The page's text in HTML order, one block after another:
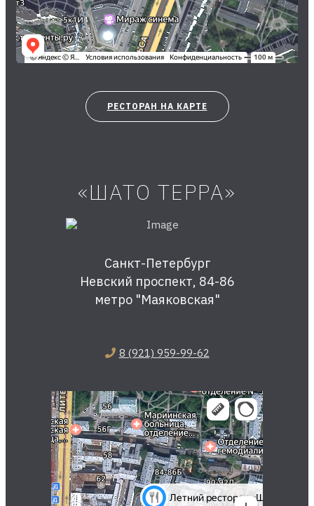
«ШАТО ТЕРРА»
Санкт-Петербург
Невский проспект, 84-86
метро "Маяковская"
8 (921) 959-99-62
РЕСТОРАН НА КАРТЕ